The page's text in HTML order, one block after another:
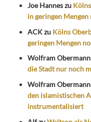
Joe Hanneszu
in geringen
ACKzu Kölns
geringen Mengen
Wolfram
die Stadt nur noch
Wolfram
den islamistischen
instrumentalisiert